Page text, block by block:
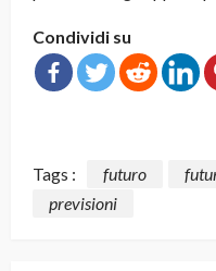
Condividi su
Tags : futuro
previsioni